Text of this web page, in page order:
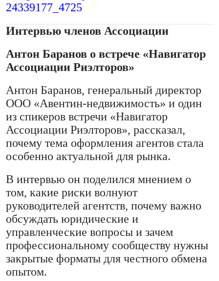
24339177_4725
Интервью членов Ассоциации
Антон Баранов о встрече «Навигатор
Ассоциации Риэлторов»
Антон Баранов, генеральный директор
ООО «Авентин-недвижимость» и один
из спикеров встречи «Навигатор
Ассоциации Риэлторов», рассказал,
почему тема оформления агентов стала
особенно актуальной для рынка.
В интервью он поделился мнением о
том, какие риски волнуют
руководителей агентств, почему важно
обсуждать юридические и
управленческие вопросы и зачем
профессиональному сообществу нужны
закрытые форматы для честного обмена
опытом.